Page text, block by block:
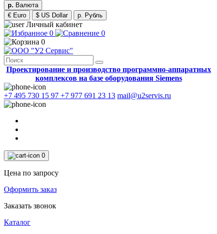
р. Валюта
€ Euro
$ US Dollar р. Рубль
Личный кабинет
0
0
0
Проектирование и производство программно-аппаратных
комплексов на базе оборудования Siemens
+7 495 730 15 97 +7 977 691 23 13 mail@u2servis.ru
0
Цена по запросу
Оформить заказ
Заказать звонок
Каталог